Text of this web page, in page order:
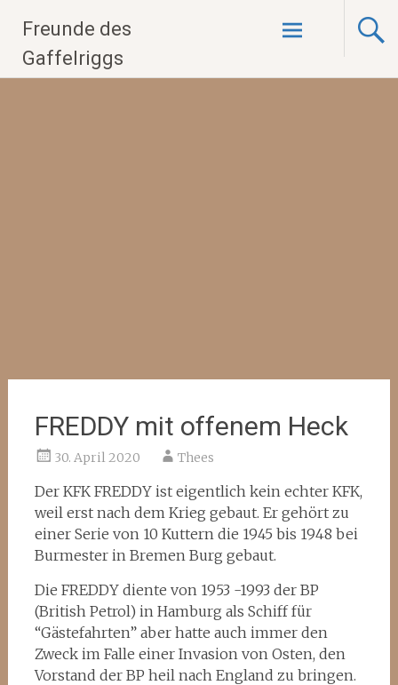
Inhalt
springen
Freunde des
Gaffelriggs
FREDDY mit offenem Heck
30. April 2020 Thees
Der KFK FREDDY ist eigentlich kein echter KFK,
weil erst nach dem Krieg gebaut. Er gehört zu
einer Serie von 10 Kuttern die 1945 bis 1948 bei
Burmester in Bremen Burg gebaut.
Die FREDDY diente von 1953 -1993 der BP
(British Petrol) in Hamburg als Schiff für
“Gästefahrten” aber hatte auch immer den
Zweck im Falle einer Invasion von Osten, den
Vorstand der BP heil nach England zu bringen.